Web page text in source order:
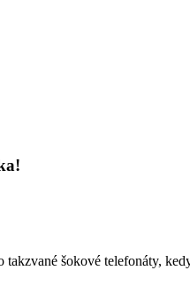
šokové telefonáty,